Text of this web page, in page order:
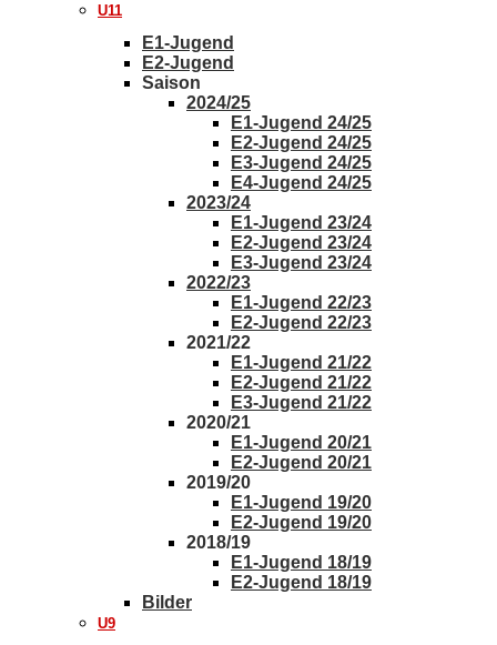
U11
E1-Jugend
E2-Jugend
Saison
2024/25
E1-Jugend 24/25
E2-Jugend 24/25
E3-Jugend 24/25
E4-Jugend 24/25
2023/24
E1-Jugend 23/24
E2-Jugend 23/24
E3-Jugend 23/24
2022/23
E1-Jugend 22/23
E2-Jugend 22/23
2021/22
E1-Jugend 21/22
E2-Jugend 21/22
E3-Jugend 21/22
2020/21
E1-Jugend 20/21
E2-Jugend 20/21
2019/20
E1-Jugend 19/20
E2-Jugend 19/20
2018/19
E1-Jugend 18/19
E2-Jugend 18/19
Bilder
U9